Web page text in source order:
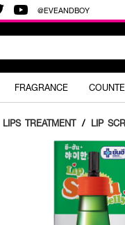
@EVEANDBOY
FRAGRANCE
LIPS TREATMENT / LIP